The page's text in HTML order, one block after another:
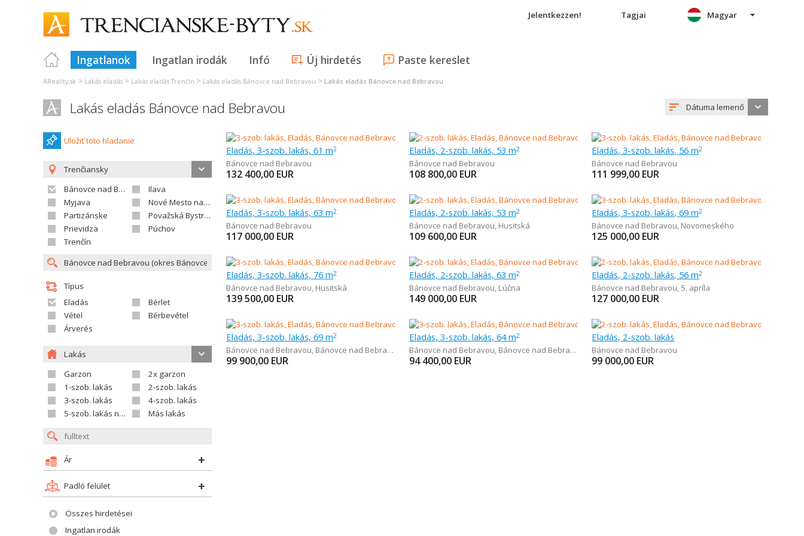
Jelentkezzen! Tagjai
Ingatlanok Ingatlan irodák Infó Új hirdetés Paste kereslet
Magyar
AReality.sk > Lakás eladás > Lakás eladás Trenčín > Lakás eladás Bánovce nad Bebravou > Lakás eladás Bánovce nad Bebravou
Lakás eladás Bánovce nad Bebravou Dátuma lemenő
Uložiť toto hladanie
Trenčiansky
Bánovce nad Bebravou
Ilava
Myjava
Nové Mesto nad Váhom
Partizánske
Považská Bystrica
Prievidza
Púchov
Trenčín
Típus
Eladás
Bérlet
Vétel
Bérbevétel
Árverés
Lakás
Garzon
2x garzon
1-szob. lakás
2-szob. lakás
3-szob. lakás
4-szob. lakás
5-szob. lakás nagyobb
Más lakás
Ár
Padló felület
Összes hirdetései
Ingatlan irodák
Eladás, 3-szob. lakás, 61 m2
Bánovce nad Bebravou
132 400,00 EUR
Eladás, 2-szob. lakás, 53 m2
Bánovce nad Bebravou
108 800,00 EUR
Eladás, 3-szob. lakás, 56 m2
Bánovce nad Bebravou
111 999,00 EUR
Eladás, 3-szob. lakás, 63 m2
Bánovce nad Bebravou
117 000,00 EUR
Eladás, 2-szob. lakás, 53 m2
Bánovce nad Bebravou, Husitská
109 600,00 EUR
Eladás, 3-szob. lakás, 69 m2
Bánovce nad Bebravou, Novomeského
125 000,00 EUR
Eladás, 3-szob. lakás, 76 m2
Bánovce nad Bebravou, Husitská
139 500,00 EUR
Eladás, 2-szob. lakás, 63 m2
Bánovce nad Bebravou, Lúčna
149 000,00 EUR
Eladás, 2-szob. lakás, 56 m2
Bánovce nad Bebravou, 5. apríla
127 000,00 EUR
Eladás, 3-szob. lakás, 69 m2
Bánovce nad Bebravou, Bánovce nad Bebravou
99 900,00 EUR
Eladás, 3-szob. lakás, 64 m2
Bánovce nad Bebravou, Bánovce nad Bebravou
94 400,00 EUR
Eladás, 2-szob. lakás
Bánovce nad Bebravou
99 000,00 EUR